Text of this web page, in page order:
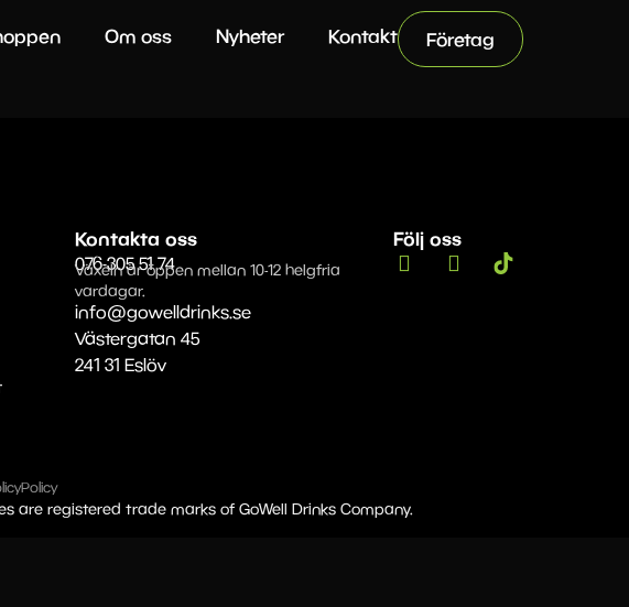
Om oss Nyheter Kontakt Företag
Kontakta oss
076-305 51 74
Växeln är öppen mellan 10-12 helgfria
vardagar.
info@gowelldrinks.se
Västergatan 45
241 31 Eslöv
Följ oss
Policy
are registered trade marks of GoWell Drinks Company.